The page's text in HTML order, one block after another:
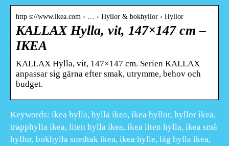
http s://www.ikea.com › … › Hyllor & bokhyllor › Hyllor
KALLAX Hylla, vit, 147×147 cm –
IKEA
KALLAX Hylla, vit, 147×147 cm. Serien KALLAX
anpassar sig gärna efter smak, utrymme, behov och
budget.
Keywords: ikea hylla, hylla ikea, ikea hyllor, hyllor ikea,
trapphylla ikea, liten hylla ikea, ikea liten hylla, ikea små
hyllor, bokhylla snedtak ikea, ikea hylle, låg hylla ikea,